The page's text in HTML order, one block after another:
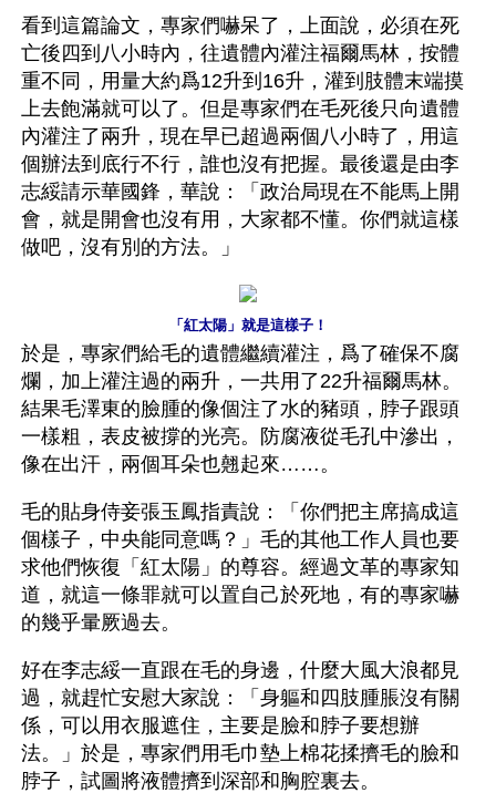
看到這篇論文，專家們嚇呆了，上面說，必須在死
亡後四到八小時內，往遺體內灌注福爾馬林，按體
重不同，用量大約爲12升到16升，灌到肢體末端摸
上去飽滿就可以了。但是專家們在毛死後只向遺體
內灌注了兩升，現在早已超過兩個八小時了，用這
個辦法到底行不行，誰也沒有把握。最後還是由李
志綏請示華國鋒，華說：「政治局現在不能馬上開
會，就是開會也沒有用，大家都不懂。你們就這樣
做吧，沒有別的方法。」
「紅太陽」就是這樣子！
於是，專家們給毛的遺體繼續灌注，爲了確保不腐
爛，加上灌注過的兩升，一共用了22升福爾馬林。
結果毛澤東的臉腫的像個注了水的豬頭，脖子跟頭
一樣粗，表皮被撐的光亮。防腐液從毛孔中滲出，
像在出汗，兩個耳朵也翹起來……。
毛的貼身侍妾張玉鳳指責說：「你們把主席搞成這
個樣子，中央能同意嗎？」毛的其他工作人員也要
求他們恢復「紅太陽」的尊容。經過文革的專家知
道，就這一條罪就可以置自己於死地，有的專家嚇
的幾乎暈厥過去。
好在李志綏一直跟在毛的身邊，什麼大風大浪都見
過，就趕忙安慰大家說：「身軀和四肢腫脹沒有關
係，可以用衣服遮住，主要是臉和脖子要想辦
法。」於是，專家們用毛巾墊上棉花揉擠毛的臉和
脖子，試圖將液體擠到深部和胸腔裏去。